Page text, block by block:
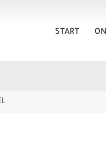
START